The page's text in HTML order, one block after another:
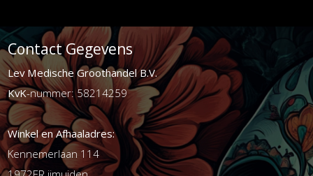
Contact Gegevens
Lev Medische Groothandel B.V.
KvK-nummer: 58214259
Winkel en Afhaaladres:
Kennemerlaan 114